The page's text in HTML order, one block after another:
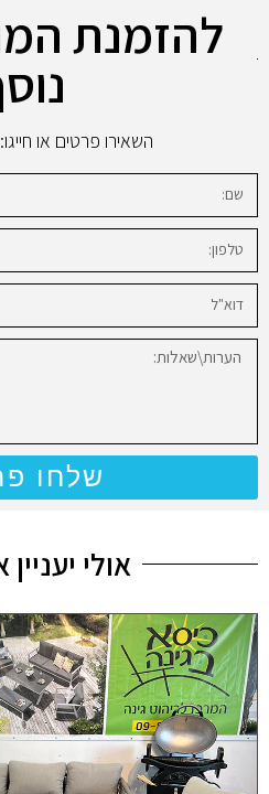
להזמנת
השאירו פרטים או חייגו:
שלחו
אולי